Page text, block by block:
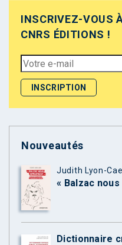
INSCRIVEZ-VOUS
CNRS ÉDITIONS !
Nouveautés
Judith Lyon-
« Balzac
Dictionnaire